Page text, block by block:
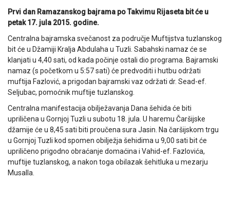
Prvi dan Ramazanskog bajrama po Takvimu Rijaseta bit će u
petak 17. jula 2015. godine.
Centralna bajramska svečanost za područje Muftijstva tuzlanskog
bit će u Džamiji Kralja Abdulaha u Tuzli. Sabahski namaz će se
klanjati u 4,40 sati, od kada počinje ostali dio programa. Bajramski
namaz (s početkom u 5:57 sati) će predvoditi i hutbu održati
muftija Fazlović, a prigodan bajramski vaz održati dr. Sead-ef.
Seljubac, pomoćnik muftije tuzlanskog.
Centralna manifestacija obilježavanja Dana šehida će biti
upriličena u Gornjoj Tuzli u subotu 18. jula. U haremu Čaršijske
džamije će u 8,45 sati biti proučena sura Jasin. Na čaršijskom trgu
u Gornjoj Tuzli kod spomen obilježja šehidima u 9,00 sati bit će
upriličeno prigodno obraćanje domaćina i Vahid-ef. Fazlovića,
muftije tuzlanskog, a nakon toga obilazak šehitluka u mezarju
Musalla.